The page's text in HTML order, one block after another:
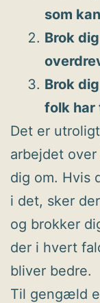
som
Brok
Brok
folk har
Det er
arbejdet
dig om. Hvis
i det, sker
og brokker
der i hvert
bliver bedre.
Til gengæld